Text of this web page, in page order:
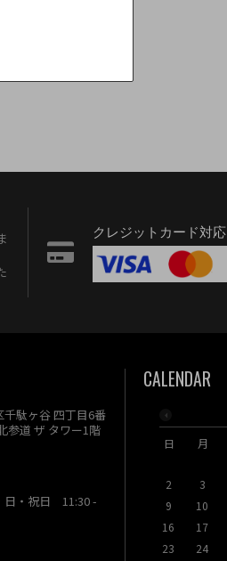
クレジットカード対応
千駄ヶ谷 四丁目6番
道 ザ タワー1階
日・祝日 11:30 -
CALENDAR
日 月
2
3
9
10
16
17
23
24